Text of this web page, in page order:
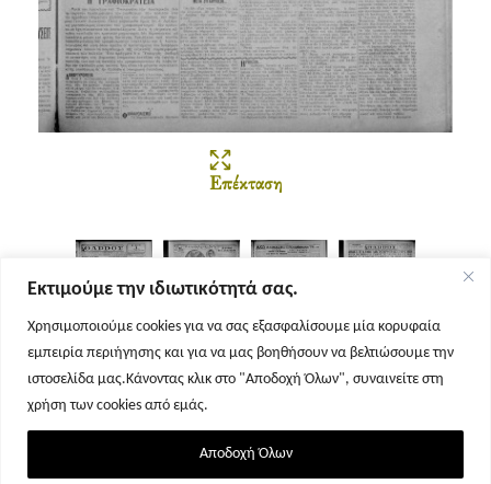
Εκτιμούμε την ιδιωτικότητά σας.
Χρησιμοποιούμε cookies για να σας εξασφαλίσουμε μία κορυφαία
εμπειρία περιήγησης και για να μας βοηθήσουν να βελτιώσουμε την
ιστοσελίδα μας.Κάνοντας κλικ στο "Αποδοχή Όλων", συναινείτε στη
χρήση των cookies από εμάς.
Αποδοχή Όλων
Επέκταση
Σελίδα 1 Σελίδα 2 Σελίδα 3 Σελίδα 4